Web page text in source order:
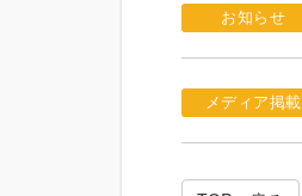
お知らせ
メディア掲載